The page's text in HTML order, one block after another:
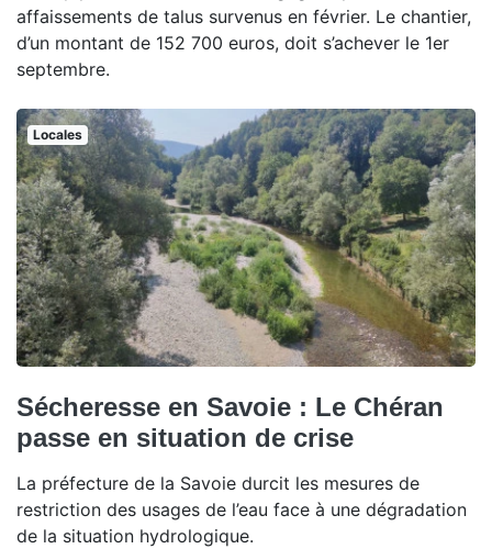
affaissements de talus survenus en février. Le chantier,
d’un montant de 152 700 euros, doit s’achever le 1er
septembre.
Locales
Sécheresse en Savoie : Le Chéran
passe en situation de crise
La préfecture de la Savoie durcit les mesures de
restriction des usages de l’eau face à une dégradation
de la situation hydrologique.